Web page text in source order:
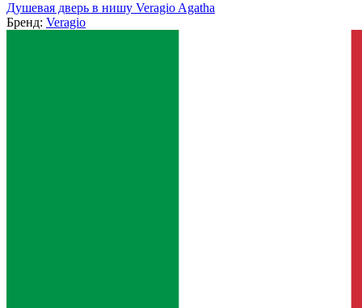
Душевая дверь в нишу Veragio Agatha
Бренд: Veragio